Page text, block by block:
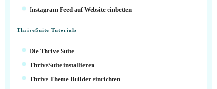
Instagram Feed auf Website einbetten
ThriveSuite Tutorials
Die Thrive Suite
ThriveSuite installieren
Thrive Theme Builder einrichten